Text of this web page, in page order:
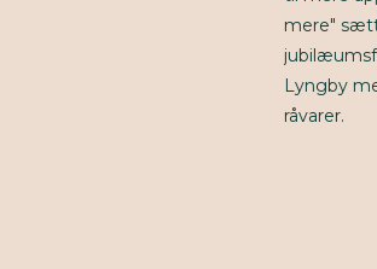
mere"
Lyngby
råvarer.